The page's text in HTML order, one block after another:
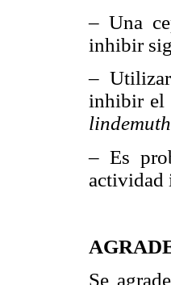
– Una
inhibir
–
inhibir el
– Es
actividad
Se